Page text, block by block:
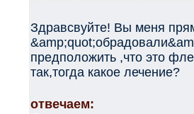
Здравсвуйте! Вы меня
предположить ,что это
так,тогда какое лечение?
отвечаем: